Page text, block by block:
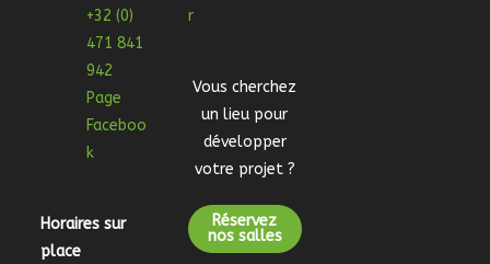
+32 (0)
471 841
942
Page
Faceboo
k
Horaires sur
place
r
Vous cherchez
un lieu pour
développer
votre projet ?
Réservez
nos salles